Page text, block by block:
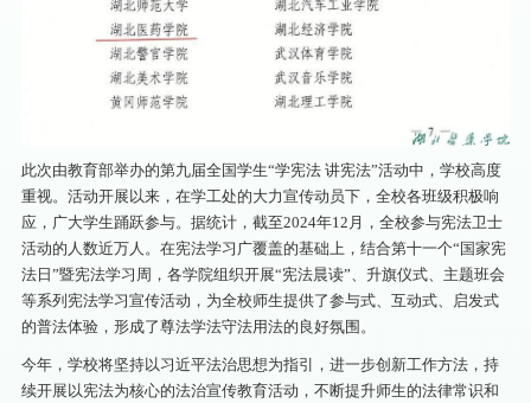
此次由教育部举办的第九届全国学生“学宪法 讲宪法”活动中，学校高度
重视。活动开展以来，在学工处的大力宣传动员下，全校各班级积极响
应，广大学生踊跃参与。据统计，截至2024年12月，全校参与宪法卫士
活动的人数近万人。在宪法学习广覆盖的基础上，结合第十一个“国家宪
法日”暨宪法学习周，各学院组织开展“宪法晨读”、升旗仪式、主题班会
等系列宪法学习宣传活动，为全校师生提供了参与式、互动式、启发式
的普法体验，形成了尊法学法守法用法的良好氛围。
今年，学校将坚持以习近平法治思想为指引，进一步创新工作方法，持
续开展以宪法为核心的法治宣传教育活动，不断提升师生的法律常识和